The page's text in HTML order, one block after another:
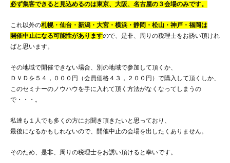
必ず集客できると見込めるのは東京、大阪、名古屋の３会場のみです。
これ以外の札幌・仙台・新潟・大宮・横浜・静岡・松山・神戸・福岡は
開催中止になる可能性がありますので、是非、周りの税理士をお誘い頂けれ
ばと思います。
その地域で開催できない場合、別の地域で参加して頂くか、
ＤＶＤを５４，０００円（会員価格４３，２００円）で購入して頂くしか、
このセミナーのノウハウを手に入れて頂く方法がなくなってしまうの
で・・・。
私達も１人でも多くの方にお聞き頂きたいと思っており、
最後になるかもしれないので、開催中止の会場を出したくありません。
そのため、是非、周りの税理士をお誘い頂けると幸いです。